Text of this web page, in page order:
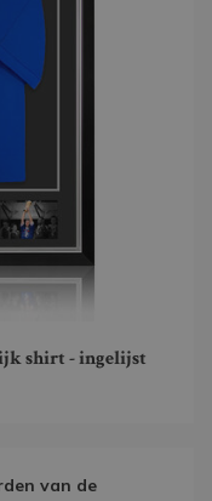
shirt - ingelijst
van de